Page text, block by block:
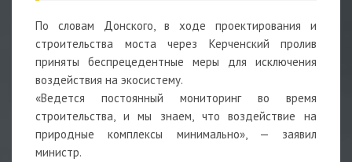
По словам Донского, в ходе проектирования и
строительства моста через Керченский пролив
приняты беспрецедентные меры для исключения
воздействия на экосистему.
«Ведется постоянный мониторинг во время
строительства, и мы знаем, что воздействие на
природные комплексы минимально», — заявил
министр.